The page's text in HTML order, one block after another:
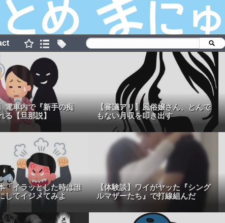
電車内で『新手の痴
る【旦那説】
【審議アリ】風俗嬢さん、とんで
もない月収を叩き出す
「イラッとした時は誰
してイジメてみよ
【体験談】ワイがヤッた『シング
ルマザーたち』で打線組んだ